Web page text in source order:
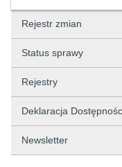
Rejestr zmian
Status sprawy
Rejestry
Deklaracja
Newsletter